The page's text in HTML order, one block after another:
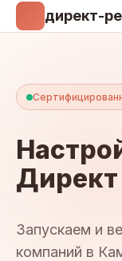
директ-
Запускаем и
компаний в